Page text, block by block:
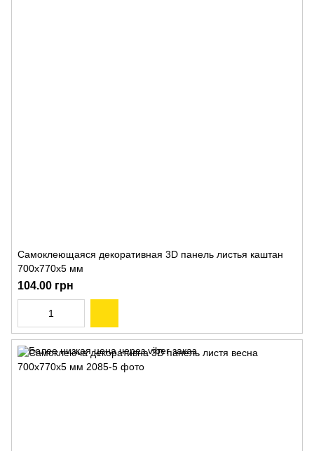
Самоклеющаяся декоративная 3D панель листья каштан
700x770x5 мм
104.00 грн